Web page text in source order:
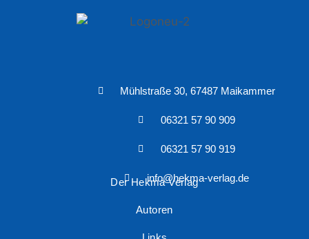
Mühlstraße 30, 67487 Maikammer
06321 57 90 909
06321 57 90 919
info@hekma-verlag.de
Der Hekma Verlag
Autoren